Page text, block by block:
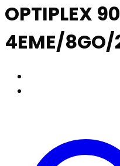
OPTIPLEX
4EME/8GO/